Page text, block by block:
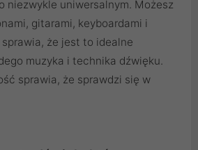
niezwykle uniwersalnym. Możesz
gitarami, keyboardami i
że jest to idealne
muzyka i technika dźwięku.
sprawia, że sprawdzi się w